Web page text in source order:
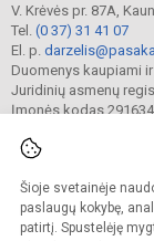
Šioje svetainėje
paslaugų kokybę,
patirtį. Spustelėję
V. Krėvės pr. 87A,
Tel. (0 37) 31 41 07
El. p.
Duomenys kaupiami
Juridinių asmenų
Įmonės kodas
© 2022. Kauno
Kopijuoti turinį be